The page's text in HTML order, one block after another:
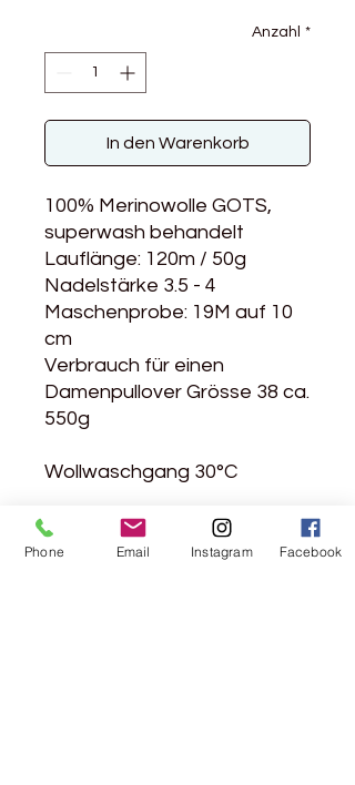
Anzahl *
In den Warenkorb
100% Merinowolle GOTS,
superwash behandelt
Lauflänge: 120m / 50g
Nadelstärke 3.5 - 4
Maschenprobe: 19M auf 10
cm
Verbrauch für einen
Damenpullover Grösse 38 ca.
550g
Wollwaschgang 30°C
Phone Email Instagram Facebook